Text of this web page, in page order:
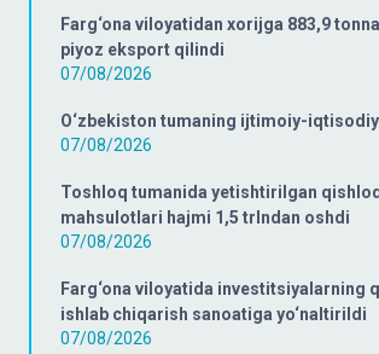
Farg‘ona viloyatidan xorijga 883,9
piyoz eksport qilindi
07/08/2026
O‘zbekiston tumaning ijtimoiy-
07/08/2026
Toshloq tumanida yetishtirilgan
mahsulotlari hajmi 1,5 trlndan oshdi
07/08/2026
Farg‘ona viloyatida investitsiyalarning
ishlab chiqarish sanoatiga yo‘naltirildi
07/08/2026